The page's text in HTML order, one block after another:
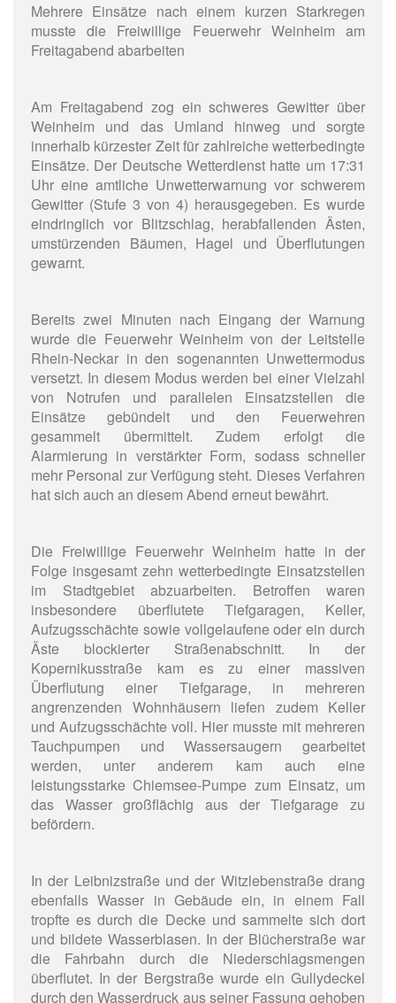
Mehrere Einsätze nach einem kurzen Starkregen
musste die Freiwillige Feuerwehr Weinheim am
Freitagabend abarbeiten
Am Freitagabend zog ein schweres Gewitter über
Weinheim und das Umland hinweg und sorgte
innerhalb kürzester Zeit für zahlreiche wetterbedingte
Einsätze. Der Deutsche Wetterdienst hatte um 17:31
Uhr eine amtliche Unwetterwarnung vor schwerem
Gewitter (Stufe 3 von 4) herausgegeben. Es wurde
eindringlich vor Blitzschlag, herabfallenden Ästen,
umstürzenden Bäumen, Hagel und Überflutungen
gewarnt.
Bereits zwei Minuten nach Eingang der Warnung
wurde die Feuerwehr Weinheim von der Leitstelle
Rhein-Neckar in den sogenannten Unwettermodus
versetzt. In diesem Modus werden bei einer Vielzahl
von Notrufen und parallelen Einsatzstellen die
Einsätze gebündelt und den Feuerwehren
gesammelt übermittelt. Zudem erfolgt die
Alarmierung in verstärkter Form, sodass schneller
mehr Personal zur Verfügung steht. Dieses Verfahren
hat sich auch an diesem Abend erneut bewährt.
Die Freiwillige Feuerwehr Weinheim hatte in der
Folge insgesamt zehn wetterbedingte Einsatzstellen
im Stadtgebiet abzuarbeiten. Betroffen waren
insbesondere überflutete Tiefgaragen, Keller,
Aufzugsschächte sowie vollgelaufene oder ein durch
Äste blockierter Straßenabschnitt. In der
Kopernikusstraße kam es zu einer massiven
Überflutung einer Tiefgarage, in mehreren
angrenzenden Wohnhäusern liefen zudem Keller
und Aufzugsschächte voll. Hier musste mit mehreren
Tauchpumpen und Wassersaugern gearbeitet
werden, unter anderem kam auch eine
leistungsstarke Chiemsee-Pumpe zum Einsatz, um
das Wasser großflächig aus der Tiefgarage zu
befördern.
In der Leibnizstraße und der Witzlebenstraße drang
ebenfalls Wasser in Gebäude ein, in einem Fall
tropfte es durch die Decke und sammelte sich dort
und bildete Wasserblasen. In der Blücherstraße war
die Fahrbahn durch die Niederschlagsmengen
überflutet. In der Bergstraße wurde ein Gullydeckel
durch den Wasserdruck aus seiner Fassung gehoben